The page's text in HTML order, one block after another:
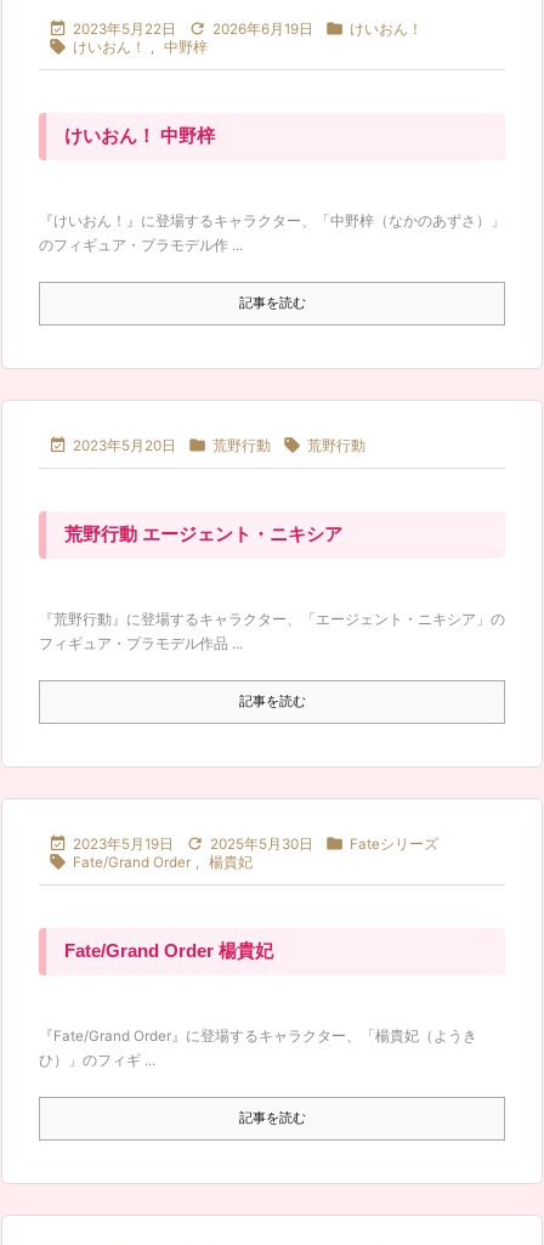
 2023年5月22日  2026年6月19日  けいおん！
 けいおん！ , 中野梓
けいおん！ 中野梓
『けいおん！』に登場するキャラクター、「中野梓（なかのあずさ）」
のフィギュア・プラモデル作 ...
記事を読む
 2023年5月20日  荒野行動  荒野行動
荒野行動 エージェント・ニキシア
『荒野行動』に登場するキャラクター、「エージェント・ニキシア」の
フィギュア・プラモデル作品 ...
記事を読む
 2023年5月19日  2025年5月30日  Fateシリーズ
 Fate/Grand Order , 楊貴妃
Fate/Grand Order 楊貴妃
『Fate/Grand Order』に登場するキャラクター、「楊貴妃（ようき
ひ）」のフィギ ...
記事を読む